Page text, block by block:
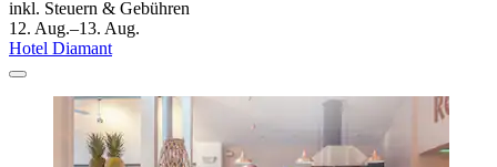
inkl. Steuern & Gebühren
12. Aug.–13. Aug.
Hotel Diamant